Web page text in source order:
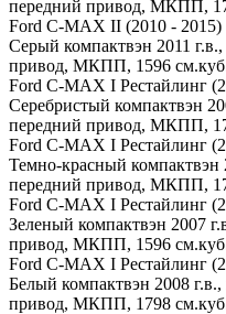
передний привод, МКПП,
Ford C-MAX II (2010 - 2015)
Серый компактвэн 2011
привод, МКПП, 1596 см.куб.
Ford C-MAX I Рестайлинг
Серебристый компактвэн
передний привод, МКПП,
Ford C-MAX I Рестайлинг
Темно-красный компактвэн
передний привод, МКПП,
Ford C-MAX I Рестайлинг
Зеленый компактвэн 2007
привод, МКПП, 1596 см.куб.
Ford C-MAX I Рестайлинг
Белый компактвэн 2008
привод, МКПП, 1798 см.куб.